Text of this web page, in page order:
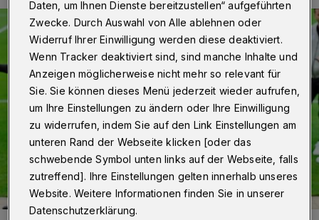
Daten, um Ihnen Dienste bereitzustellen“ aufgeführten
Zwecke. Durch Auswahl von Alle ablehnen oder
Widerruf Ihrer Einwilligung werden diese deaktiviert.
Wenn Tracker deaktiviert sind, sind manche Inhalte und
Anzeigen möglicherweise nicht mehr so relevant für
Sie. Sie können dieses Menü jederzeit wieder aufrufen,
um Ihre Einstellungen zu ändern oder Ihre Einwilligung
zu widerrufen, indem Sie auf den Link Einstellungen am
unteren Rand der Webseite klicken [oder das
schwebende Symbol unten links auf der Webseite, falls
zutreffend]. Ihre Einstellungen gelten innerhalb unseres
Website. Weitere Informationen finden Sie in unserer
Datenschutzerklärung.